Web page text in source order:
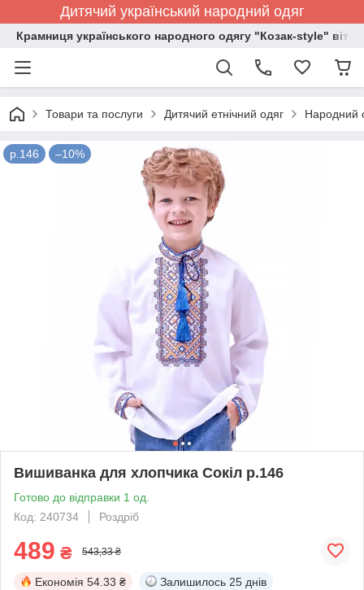
Дитячий український народний одяг
Крамниця українського народного одягу "Козак-style"
Товари та послуги Дитячий етнічний одяг Народний
р.146 –10%
Вишиванка для хлопчика Сокіл р.146
Готово до відправки 1 од.
Код: 240734
Роздріб
489 ₴ 543,33 ₴
Економія 54.33 ₴ Залишилось 25 днів